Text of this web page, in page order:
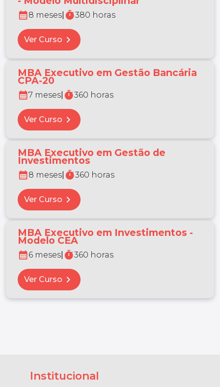
calendar_month8 meses timer380 horas
Ver Curso chevron_right
MBA Executivo em Gestão Bancária
CPA-20
calendar_month7 meses timer360 horas
Ver Curso chevron_right
MBA Executivo em Gestão de
Investimentos
calendar_month8 meses timer360 horas
Ver Curso chevron_right
MBA Executivo em Investimentos -
Modelo CEA
calendar_month6 meses timer360 horas
Ver Curso chevron_right
Institucional